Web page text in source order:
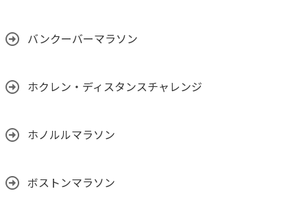
バンクーバーマラソン
ホクレン・ディスタンスチャレンジ
ホノルルマラソン
ボストンマラソン